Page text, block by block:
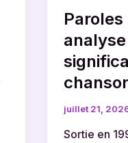
juillet 21,
Sortie en
la
chanson
culte